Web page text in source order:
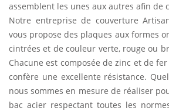
assemblent les unes aux autres afin de
Notre entreprise de couverture
vous propose des plaques aux formes
cintrées et de couleur verte, rouge ou
Chacune est composée de zinc et de
confère une excellente résistance.
nous sommes en mesure de réaliser
bac acier respectant toutes les